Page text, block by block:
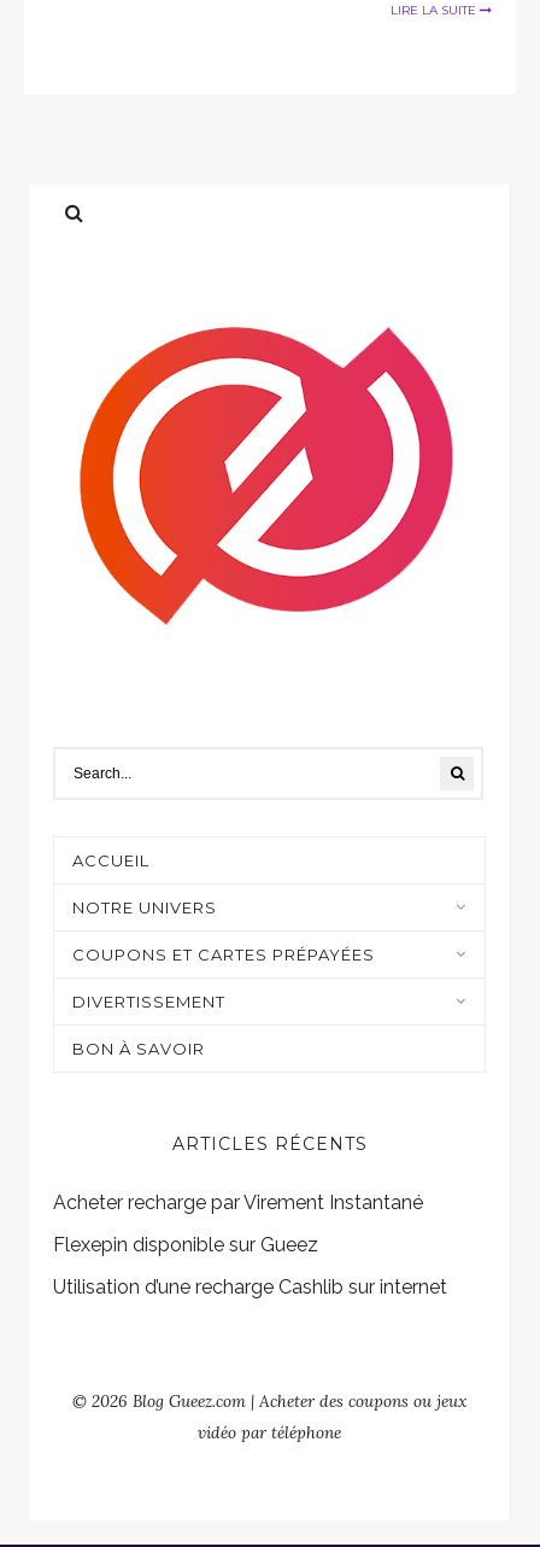
LIRE LA SUITE
ACCUEIL
NOTRE UNIVERS
Moyens de paiement
COUPONS ET CARTES PRÉPAYÉES
Casino et jeux en ligne
DIVERTISSEMENT
Sur mon écran
BON À SAVOIR
ARTICLES RÉCENTS
Acheter recharge par Virement Instantané
Flexepin disponible sur Gueez
Utilisation d’une recharge Cashlib sur internet
© 2026 Blog Gueez.com | Acheter des coupons ou jeux
vidéo par téléphone